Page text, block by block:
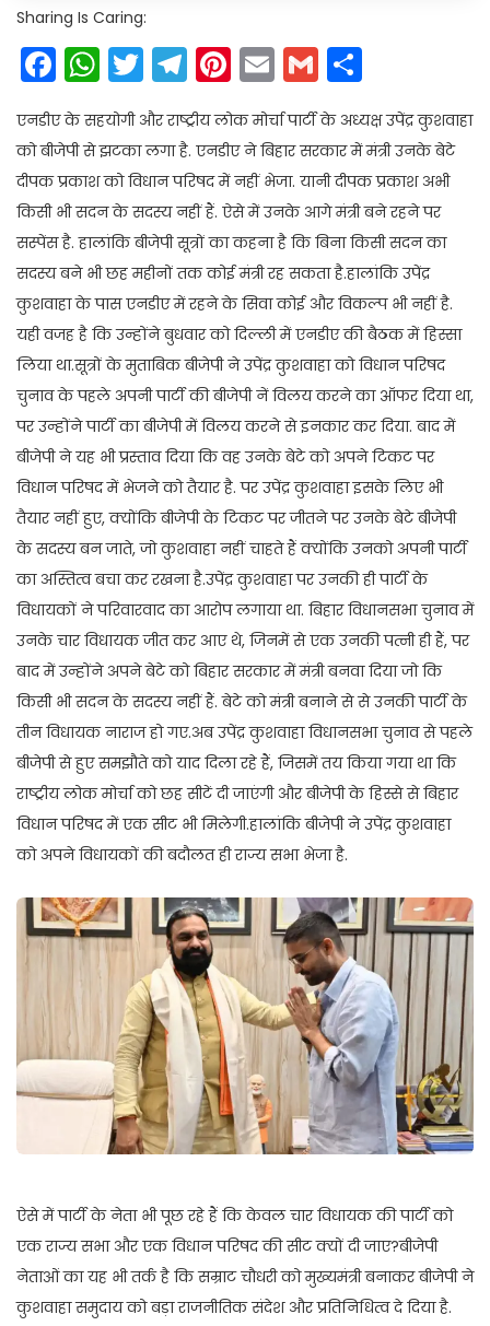
Sharing Is Caring:
Facebook
WhatsApp
Twitter
Telegram
Pinterest
EmailGmail
एनडीए के सहयोगी और राष्ट्रीय लोक मोर्चा पार्टी के अध्यक्ष उपेंद्र कुशवाहा
को बीजेपी से झटका लगा है. एनडीए ने बिहार सरकार में मंत्री उनके बेटे
दीपक प्रकाश को विधान परिषद में नहीं भेजा. यानी दीपक प्रकाश अभी
किसी भी सदन के सदस्य नहीं हैं. ऐसे में उनके आगे मंत्री बने रहने पर
सस्पेंस है. हालांकि बीजेपी सूत्रों का कहना है कि बिना किसी सदन का
सदस्य बने भी छह महीनों तक कोई मंत्री रह सकता है.हालांकि उपेंद्र
कुशवाहा के पास एनडीए में रहने के सिवा कोई और विकल्प भी नहीं है.
यही वजह है कि उन्होंने बुधवार को दिल्ली में एनडीए की बैठक में हिस्सा
लिया था.सूत्रों के मुताबिक बीजेपी ने उपेंद्र कुशवाहा को विधान परिषद
चुनाव के पहले अपनी पार्टी की बीजेपी नें विलय करने का ऑफर दिया था,
पर उन्होंने पार्टी का बीजेपी में विलय करने से इनकार कर दिया. बाद में
बीजेपी ने यह भी प्रस्ताव दिया कि वह उनके बेटे को अपने टिकट पर
विधान परिषद में भेजने को तैयार है. पर उपेंद्र कुशवाहा इसके लिए भी
तैयार नहीं हुए, क्योंकि बीजेपी के टिकट पर जीतने पर उनके बेटे बीजेपी
के सदस्य बन जाते, जो कुशवाहा नहीं चाहते हैं क्योंकि उनको अपनी पार्टी
का अस्तित्व बचा कर रखना है.उपेंद्र कुशवाहा पर उनकी ही पार्टी के
विधायकों ने परिवारवाद का आरोप लगाया था. बिहार विधानसभा चुनाव में
उनके चार विधायक जीत कर आए थे, जिनमें से एक उनकी पत्नी ही हैं, पर
बाद में उन्होंने अपने बेटे को बिहार सरकार में मंत्री बनवा दिया जो कि
किसी भी सदन के सदस्य नहीं हैं. बेटे को मंत्री बनाने से से उनकी पार्टी के
तीन विधायक नाराज हो गए.अब उपेंद्र कुशवाहा विधानसभा चुनाव से पहले
बीजेपी से हुए समझौते को याद दिला रहे हैं, जिसमें तय किया गया था कि
राष्ट्रीय लोक मोर्चा को छह सीटें दी जाएंगी और बीजेपी के हिस्से से बिहार
विधान परिषद में एक सीट भी मिलेगी.हालांकि बीजेपी ने उपेंद्र कुशवाहा
को अपने विधायकों की बदौलत ही राज्य सभा भेजा है.
ऐसे में पार्टी के नेता भी पूछ रहे हैं कि केवल चार विधायक की पार्टी को
एक राज्य सभा और एक विधान परिषद की सीट क्यों दी जाए?बीजेपी
नेताओं का यह भी तर्क है कि सम्राट चौधरी को मुख्यमंत्री बनाकर बीजेपी ने
कुशवाहा समुदाय को बड़ा राजनीतिक संदेश और प्रतिनिधित्व दे दिया है.